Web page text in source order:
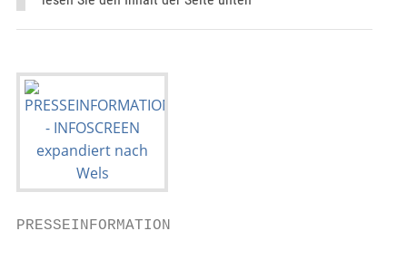
PRESSEINFORMATION